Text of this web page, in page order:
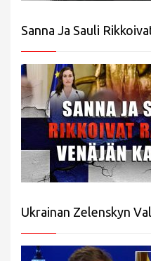
Sanna Ja Sauli
Ukrainan Zelenskyn